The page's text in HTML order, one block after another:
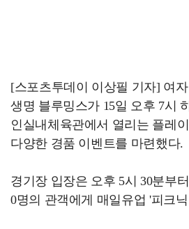
[스포츠투데이 이상필 기자] 여
생명 블루밍스가 15일 오후 7시
인실내체육관에서 열리는 플레
다양한 경품 이벤트를 마련했다.
경기장 입장은 오후 5시 30분부
0명의 관객에게 매일유업 '피크